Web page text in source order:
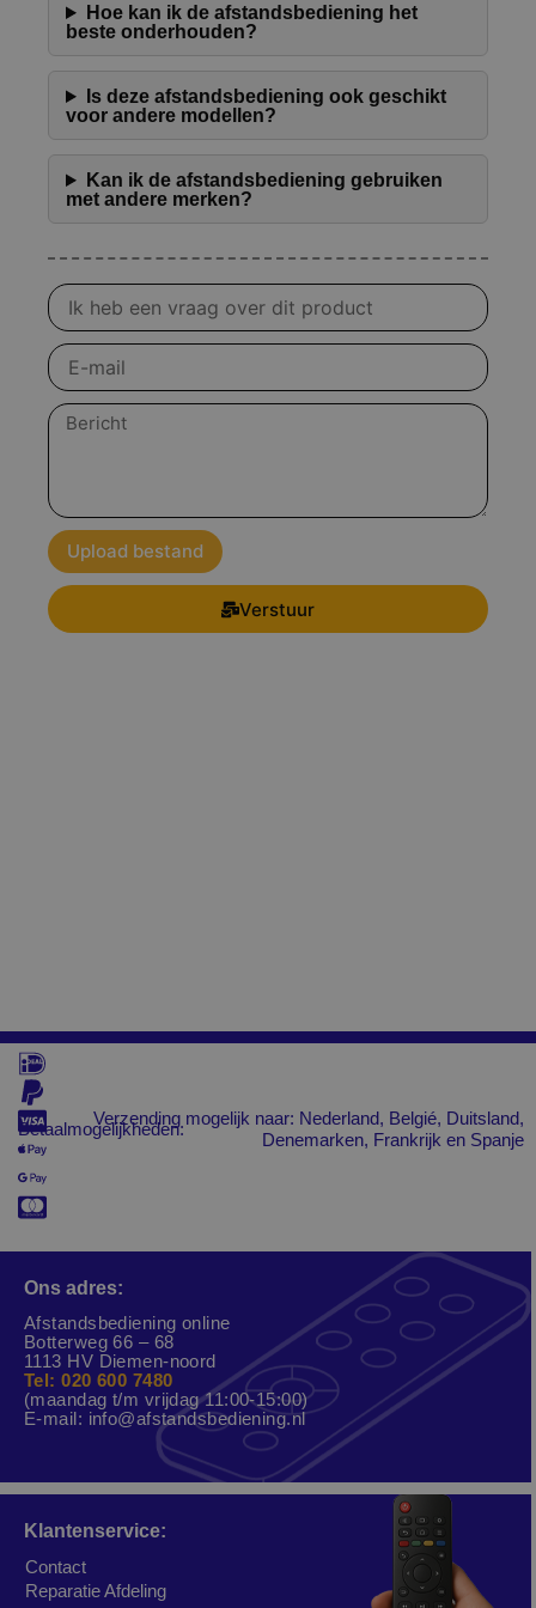
Hoe kan ik de afstandsbediening het
beste onderhouden?
Is deze afstandsbediening ook geschikt
voor andere modellen?
Kan ik de afstandsbediening gebruiken
met andere merken?
Vraag
over
product
E-
mail
Bericht
Upload bestand
Verstuur
Betaalmogelijkheden:
Verzending mogelijk naar: Nederland, Belgié, Duitsland,
Denemarken, Frankrijk en Spanje
Ons adres:
Afstandsbediening online
Botterweg 66 – 68
1113 HV Diemen-noord
Tel: 020 600 7480
(maandag t/m vrijdag 11:00-15:00)
E-mail: info@afstandsbediening.nl
Klantenservice:
Contact
Reparatie Afdeling